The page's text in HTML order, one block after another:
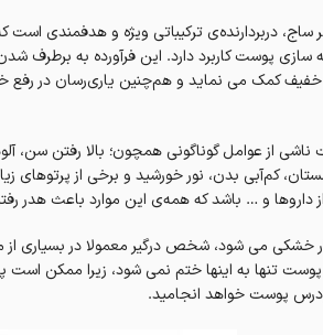
ساج، دربردارنده‌ی ترکیباتی ویژه و
پوست کاربرد دارد. این فرآورده به برطرف
کمک می‌ نماید و هم‌چنین یاری‌رسان در
از عوامل گوناگونی همچون؛ بالا رفتن سن،
کم‌آبی بدن، نور خورشید و برخی از پرتوهای
داروها و … باشد که همه‌ی این موارد باعث
خشکی می شود، شخص درگیر معمولا در بسیاری
تنها به اینها ختم نمی شود، زیرا ممکن است
پوست خواهد انجامید.